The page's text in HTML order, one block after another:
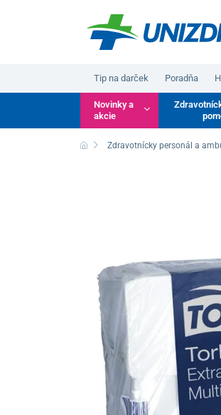
Tip na darček Poradňa
Novinky a
akcie
Zdravotnícky personál a